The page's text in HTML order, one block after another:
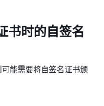
书时的自签名
能需要将自签名证书颁